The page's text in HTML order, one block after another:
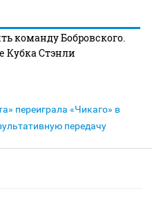
команду Бобровского.
Кубка Стэнли
переиграла «Чикаго» в
передачу